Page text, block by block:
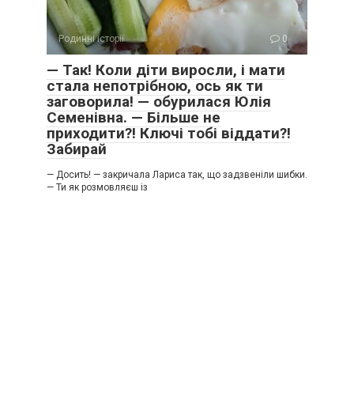
Родинні історії 0
— Так! Коли діти виросли, і мати
стала непотрібною, ось як ти
заговорила! — обурилася Юлія
Семенівна. — Більше не
приходити?! Ключі тобі віддати?!
Забирай
— Досить! — закричала Лариса так, що задзвеніли шибки.
— Ти як розмовляєш із